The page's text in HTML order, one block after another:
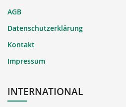
AGB
Datenschutzerklärung
Kontakt
Impressum
INTERNATIONAL